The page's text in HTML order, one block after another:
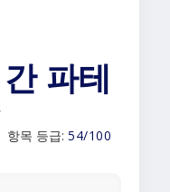
파테
항목 등급: 54/100